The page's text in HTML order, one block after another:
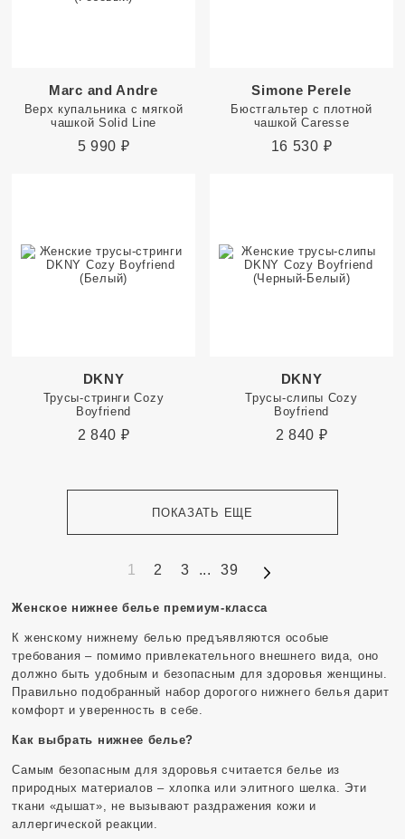
Marc and Andre
Верх купальника с мягкой
чашкой Solid Line
5 990 ₽
Simone Perele
Бюстгальтер с плотной
чашкой Caresse
16 530 ₽
DKNY
Трусы-стринги Cozy
Boyfriend
2 840 ₽
DKNY
Трусы-слипы Cozy
Boyfriend
2 840 ₽
ПОКАЗАТЬ ЕЩЕ
1 2 3 ... 39
Женское нижнее белье премиум-класса
К женскому нижнему белью предъявляются особые
требования – помимо привлекательного внешнего вида, оно
должно быть удобным и безопасным для здоровья женщины.
Правильно подобранный набор дорогого нижнего белья дарит
комфорт и уверенность в себе.
Как выбрать нижнее белье?
Самым безопасным для здоровья считается белье из
природных материалов – хлопка или элитного шелка. Эти
ткани «дышат», не вызывают раздражения кожи и
аллергической реакции.